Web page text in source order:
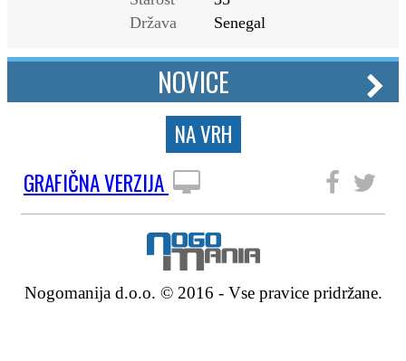
Država
Senegal
NOVICE
NA VRH
GRAFIČNA VERZIJA
Nogomanija d.o.o. © 2016 - Vse pravice pridržane.